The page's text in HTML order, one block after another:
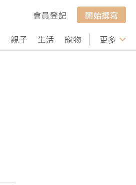
會員登記
開始撰寫
親子 生活 寵物 行山 打卡
更多